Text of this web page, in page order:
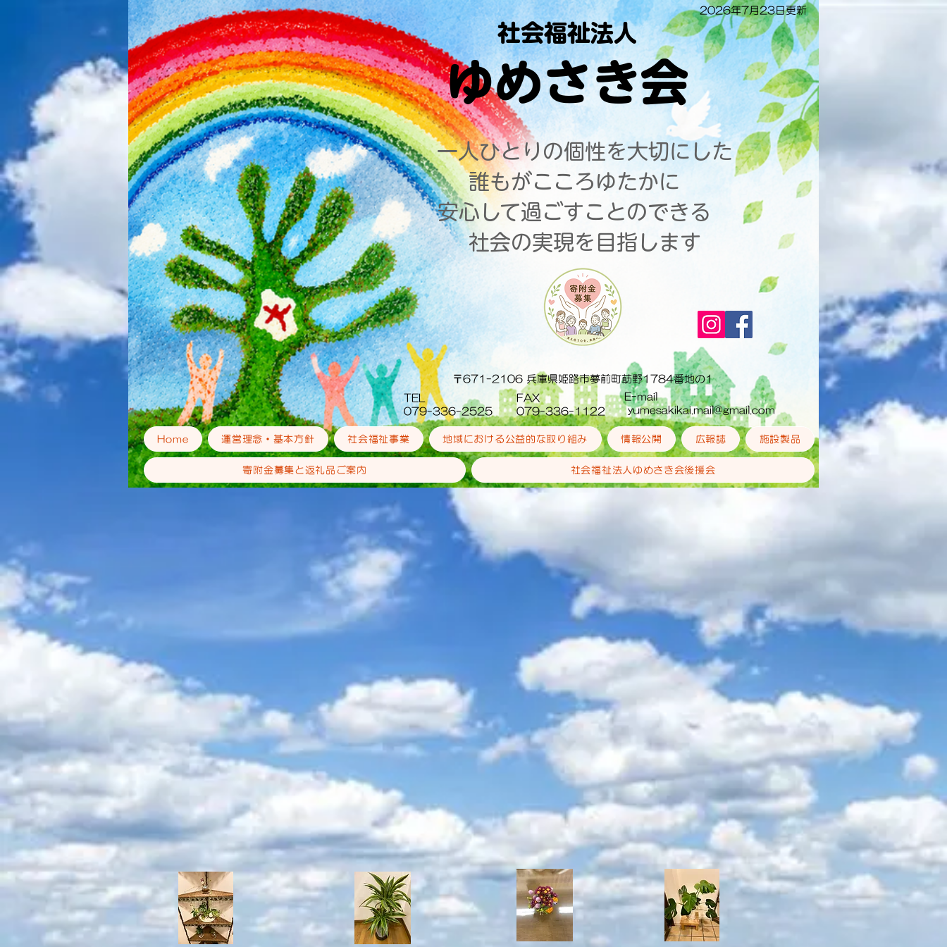
2026年7月23日更新
社会福祉法人
ゆめさき会
一人ひとりの個性を大切にした
​誰もがこころゆたかに
安心して過ごすことのできる
社会の実現を目指します
〒671-2106 兵庫県姫路市夢前町莇野1784番地の1
FAX
079-336-1122
TEL
079-336-2525
E-mail
yumesakikai.mail@gmail.com
Home 運営理念・基本方針 社会福祉事業 地域における公益的な取り組み 情報公開 広報誌 施設製品
寄附金募集と返礼品ご案内 社会福祉法人ゆめさき会後援会